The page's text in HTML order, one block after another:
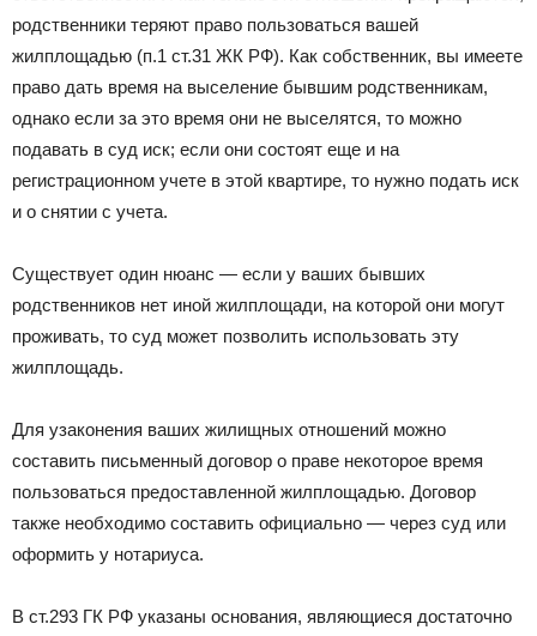
родственники теряют право пользоваться вашей
жилплощадью (п.1 ст.31 ЖК РФ). Как собственник, вы имеете
право дать время на выселение бывшим родственникам,
однако если за это время они не выселятся, то можно
подавать в суд иск; если они состоят еще и на
регистрационном учете в этой квартире, то нужно подать иск
и о снятии с учета.
Существует один нюанс — если у ваших бывших
родственников нет иной жилплощади, на которой они могут
проживать, то суд может позволить использовать эту
жилплощадь.
Для узаконения ваших жилищных отношений можно
составить письменный договор о праве некоторое время
пользоваться предоставленной жилплощадью. Договор
также необходимо составить официально — через суд или
оформить у нотариуса.
В ст.293 ГК РФ указаны основания, являющиеся достаточно